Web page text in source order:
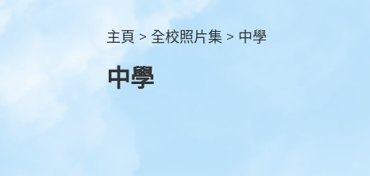
主頁 > 全校照片集 > 中學
中學